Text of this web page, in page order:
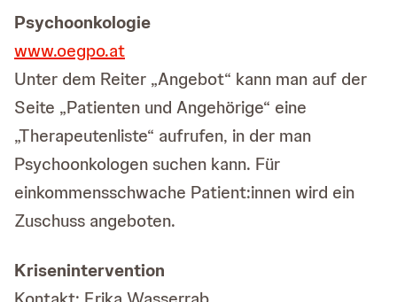
Psychoonkologie
www.oegpo.at
Unter dem Reiter „Angebot“ kann man auf der
Seite „Patienten und Angehörige“ eine
„Therapeutenliste“ aufrufen, in der man
Psychoonkologen suchen kann. Für
einkommensschwache Patient:innen wird ein
Zuschuss angeboten.
Krisenintervention